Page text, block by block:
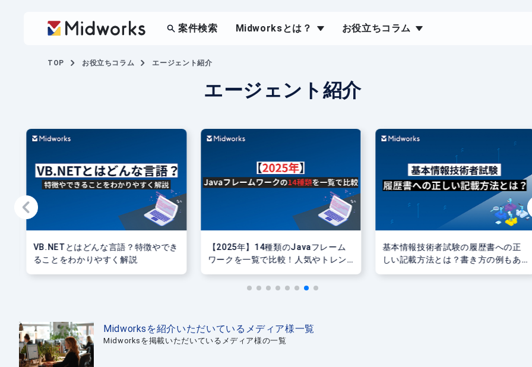
案件検索 Midworksとは？ お役立ちコラム
TOP お役立ちコラム エージェント紹介
エージェント紹介
VB.NETとはどんな言語？特徴やでき
ることをわかりやすく解説
【2025年】14種類のJavaフレーム
ワークを一覧で比較！人気やトレン
基本情報技術者試験の履歴書への正
しい記載方法とは？書き方の例もあ
Midworksを紹介いただいているメディア様一覧
Midworksを掲載いただいているメディア様の一覧